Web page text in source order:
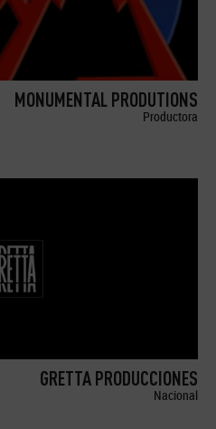
MONUMENTAL PRODUTIONS
Productora
GRETTA PRODUCCIONES
Nacional